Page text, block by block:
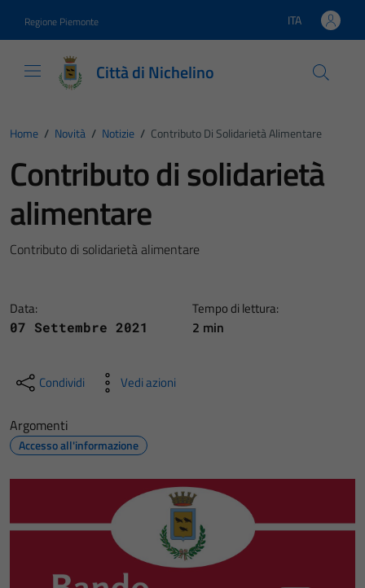
Regione Piemonte Lingua attiva:
ITA
Città di Nichelino
Home / Novità / Notizie / Contributo Di Solidarietà Alimentare
Contributo di solidarietà
alimentare
Contributo di solidarietà alimentare
Data:
07 Settembre 2021
Tempo di lettura:
2 min
Condividi Vedi azioni
Argomenti
Accesso all'informazione